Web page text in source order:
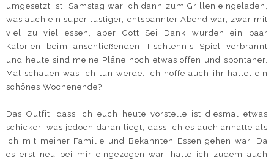
umgesetzt ist. Samstag war ich dann zum Grillen eingeladen,
was auch ein super lustiger, entspannter Abend war, zwar mit
viel zu viel essen, aber Gott Sei Dank wurden ein paar
Kalorien beim anschließenden Tischtennis Spiel verbrannt
und heute sind meine Pläne noch etwas offen und spontaner.
Mal schauen was ich tun werde. Ich hoffe auch ihr hattet ein
schönes Wochenende?
Das Outfit, dass ich euch heute vorstelle ist diesmal etwas
schicker, was jedoch daran liegt, dass ich es auch anhatte als
ich mit meiner Familie und Bekannten Essen gehen war. Da
es erst neu bei mir eingezogen war, hatte ich zudem auch